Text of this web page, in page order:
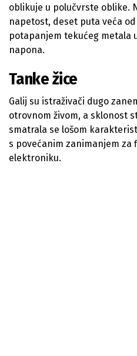
oblikuje u polučvrste oblike.
napetost, deset puta veća
potapanjem tekućeg metala
napona.
Tanke žice
Galij su istraživači dugo
otrovnom živom, a sklonost
smatrala se lošom
s povećanim zanimanjem za
elektroniku.